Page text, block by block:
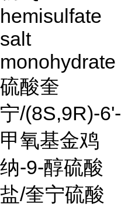
hemisulfate
salt
monohydrate
硫酸奎
宁/(8S,9R)-6'-
甲氧基金鸡
纳-9-醇硫酸
盐/奎宁硫酸